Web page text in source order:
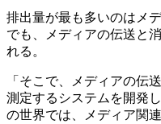
排出量が最も多いのはメ
でも、メディアの伝送と
れる。
「そこで、メディアの伝
測定するシステムを開発
の世界では、メディア関